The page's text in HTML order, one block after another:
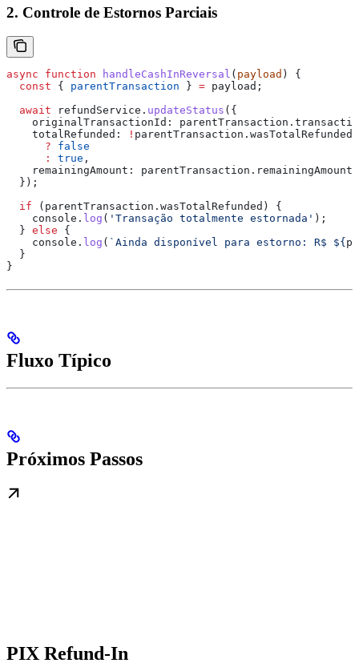
2. Controle de Estornos Parciais
async function handleCashInReversal ( payload ) {
  const
{ parentTransaction } = payload ;
  await
refundService . updateStatus ({
    originalTransactionId:
parentTransaction .
    totalRefunded:
! parentTransaction . wasTotalRefunded
      ?
false
      :
true ,
    remainingAmount:
parentTransaction .
  });
  if
( parentTransaction . wasTotalRefunded ) {
    console
. log ( 'Transação totalmente estornada' );
  }
else {
    console
. log ( `Ainda disponível para estorno: R$ ${
  }
}
Fluxo Típico
Próximos Passos
PIX Refund-In